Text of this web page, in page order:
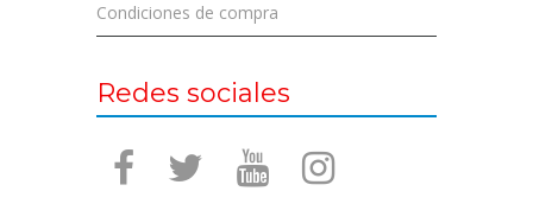
Condiciones de compra
Redes sociales